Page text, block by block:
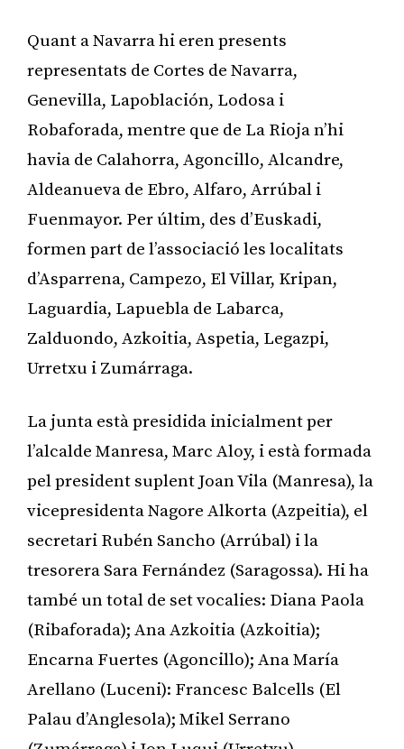
Quant a Navarra hi eren presents
representats de Cortes de Navarra,
Genevilla, Lapoblación, Lodosa i
Robaforada, mentre que de La Rioja n’hi
havia de Calahorra, Agoncillo, Alcandre,
Aldeanueva de Ebro, Alfaro, Arrúbal i
Fuenmayor. Per últim, des d’Euskadi,
formen part de l’associació les localitats
d’Asparrena, Campezo, El Villar, Kripan,
Laguardia, Lapuebla de Labarca,
Zalduondo, Azkoitia, Aspetia, Legazpi,
Urretxu i Zumárraga.
La junta està presidida inicialment per
l’alcalde Manresa, Marc Aloy, i està formada
pel president suplent Joan Vila (Manresa), la
vicepresidenta Nagore Alkorta (Azpeitia), el
secretari Rubén Sancho (Arrúbal) i la
tresorera Sara Fernández (Saragossa). Hi ha
també un total de set vocalies: Diana Paola
(Ribaforada); Ana Azkoitia (Azkoitia);
Encarna Fuertes (Agoncillo); Ana María
Arellano (Luceni): Francesc Balcells (El
Palau d’Anglesola); Mikel Serrano